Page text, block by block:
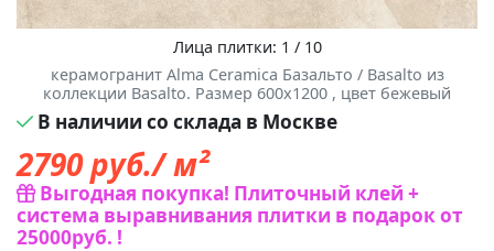
Лица плитки: 1 / 10
керамогранит Alma Ceramica Базальто / Basalto из
коллекции Basalto. Размер 600x1200 , цвет бежевый
В наличии со склада в Москве
2790руб./ м²
Выгодная покупка! Плиточный клей +
система выравнивания плитки в подарок от
25000руб. !